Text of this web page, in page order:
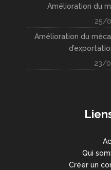
Amélioration du
25/
Amélioration du
23/
Qui
Créer un